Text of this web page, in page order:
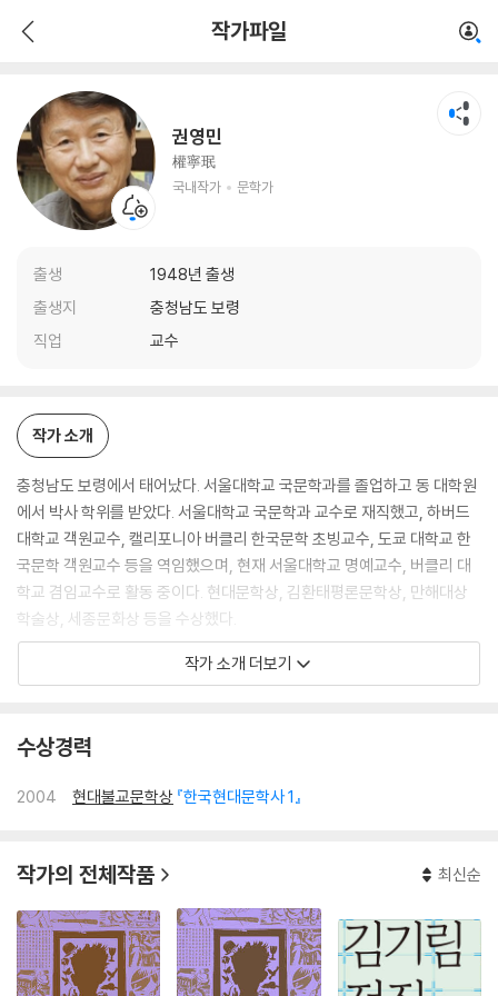
작가파일
권영민
權寧珉
국내작가
문학가
출생
1948년 출생
출생지
충청남도 보령
직업
교수
작가 소개
충청남도 보령에서 태어났다. 서울대학교 국문학과를 졸업하고 동 대학원
에서 박사 학위를 받았다. 서울대학교 국문학과 교수로 재직했고, 하버드
대학교 객원교수, 캘리포니아 버클리 한국문학 초빙교수, 도쿄 대학교 한
국문학 객원교수 등을 역임했으며, 현재 서울대학교 명예교수, 버클리 대
학교 겸임교수로 활동 중이다. 현대문학상, 김환태평론문학상, 만해대상
학술상, 세종문화상 등을 수상했다.
주요 저서로 『우리 문장 강의』, 『서사 양식과 담론의 근대성』, 『한국 계급
편 다시 읽기』, 『문학사와 문학 비평』, 『한국 현대문학사』, 『한국 계급문학
년』, 『윤동주 연구』, 『작은 기쁨』 『문학의 이해』 평론집으로 『소설과 운명
작가 소개 더보기
수상경력
2004 현대불교문학상 『한국현대문학사 1』
작가의 전체작품 최신순